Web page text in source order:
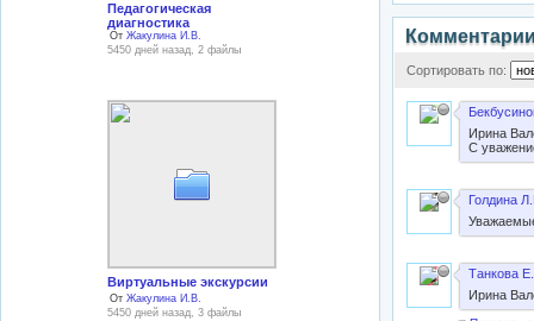
Педагогическая
диагностика
От Жакулина И.В.
5450 дней назад, 2 файлы
Виртуальные экскурсии
От Жакулина И.В.
5450 дней назад, 3 файлы
Сортировать по:
Ирина
С
Голдина
Танкова
Ирина